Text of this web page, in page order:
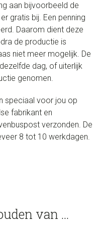
aan bijvoorbeeld de
gratis bij. Een penning
Daarom dient deze
de productie is
niet meer mogelijk. De
dag, of uiterlijk
genomen.
speciaal voor jou op
fabrikant en
verzonden. De
8 tot 10 werkdagen.
van …